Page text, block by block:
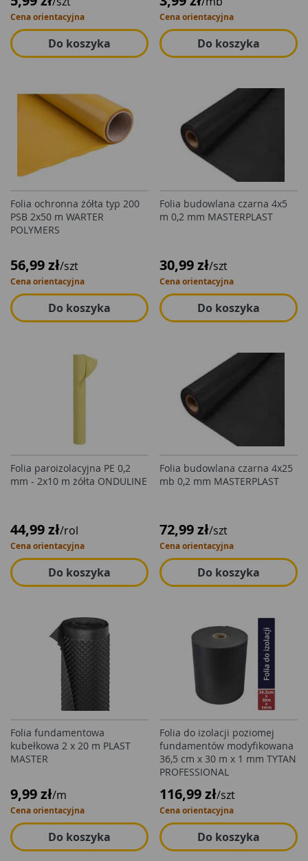
Cena orientacyjna
Do koszyka
Cena orientacyjna
Do koszyka
Folia ochronna żółta typ 200
PSB 2x50 m WARTER
POLYMERS
56,99 zł/szt
Cena orientacyjna
Do koszyka
Folia budowlana czarna 4x5
m 0,2 mm MASTERPLAST
30,99 zł/szt
Cena orientacyjna
Do koszyka
Folia paroizolacyjna PE 0,2
mm - 2x10 m żółta ONDULINE
44,99 zł/rol
Cena orientacyjna
Do koszyka
Folia budowlana czarna 4x25
mb 0,2 mm MASTERPLAST
72,99 zł/szt
Cena orientacyjna
Do koszyka
Folia fundamentowa
kubełkowa 2 x 20 m PLAST
MASTER
9,99 zł/m
Cena orientacyjna
Do koszyka
Folia do izolacji poziomej
fundamentów modyfikowana
36,5 cm x 30 m x 1 mm TYTAN
PROFESSIONAL
116,99 zł/szt
Cena orientacyjna
Do koszyka